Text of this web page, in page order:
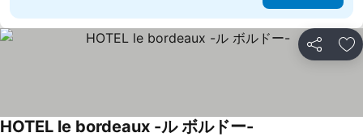
分享 放
HOTEL le bordeaux -ル ボルドー-